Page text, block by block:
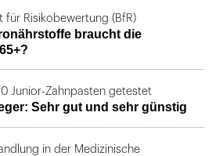
für Risikobewertung (BfR)
braucht die
Junior-Zahnpasten getestet
Sehr gut und sehr günstig
in der Medizinische